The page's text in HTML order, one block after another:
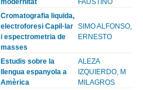
Cromatografia liquida,
electroforesi Capil·lar
i espectrometria de
masses
SIMO ALFONSO,
ERNESTO
Estudis sobre la
llengua espanyola a
Amèrica
ALEZA
IZQUIERDO, M
MILAGROS